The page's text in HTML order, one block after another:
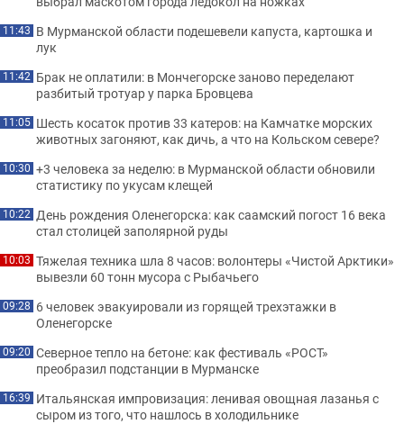
11:43 В Мурманской области подешевели капуста, картошка и
лук
11:42 Брак не оплатили: в Мончегорске заново переделают
разбитый тротуар у парка Бровцева
11:05 Шесть косаток против 33 катеров: на Камчатке морских
животных загоняют, как дичь, а что на Кольском севере?
10:30 +3 человека за неделю: в Мурманской области обновили
статистику по укусам клещей
10:22 День рождения Оленегорска: как саамский погост 16 века
стал столицей заполярной руды
10:03 Тяжелая техника шла 8 часов: волонтеры «Чистой Арктики»
вывезли 60 тонн мусора с Рыбачьего
09:28 6 человек эвакуировали из горящей трехэтажки в
Оленегорске
09:20 Северное тепло на бетоне: как фестиваль «РОСТ»
преобразил подстанции в Мурманске
16:39 Итальянская импровизация: ленивая овощная лазанья с
сыром из того, что нашлось в холодильнике